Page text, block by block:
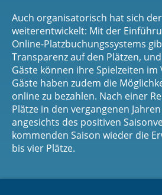
Auch organisatorisch hat sich
weiterentwickelt: Mit der
Online-Platzbuchungssystems
Transparenz auf den Plätzen,
Gäste können ihre Spielzeiten im
Gäste haben zudem die
online zu bezahlen. Nach einer
Plätze in den vergangenen
angesichts des positiven
kommenden Saison wieder die
bis vier Plätze.